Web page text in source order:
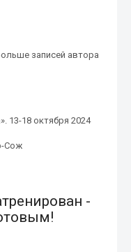
записей автора
13-18 октября 2024
Сож
-